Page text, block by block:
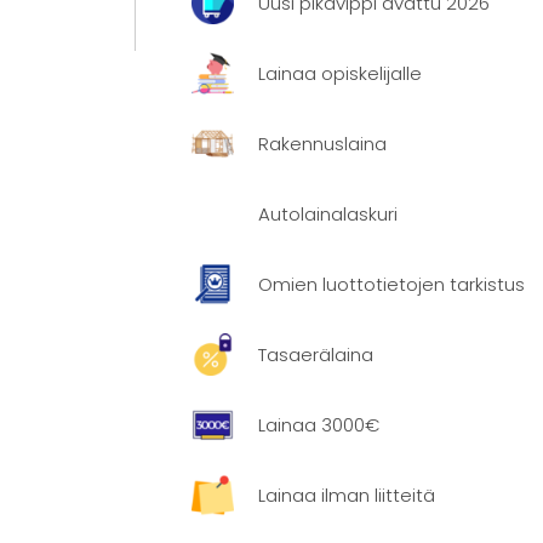
Lainaa opiskelijalle
Rakennuslaina
Autolainalaskuri
Omien luottotietojen tarkistus
Tasaerälaina
Lainaa 3000€
Lainaa ilman liitteitä